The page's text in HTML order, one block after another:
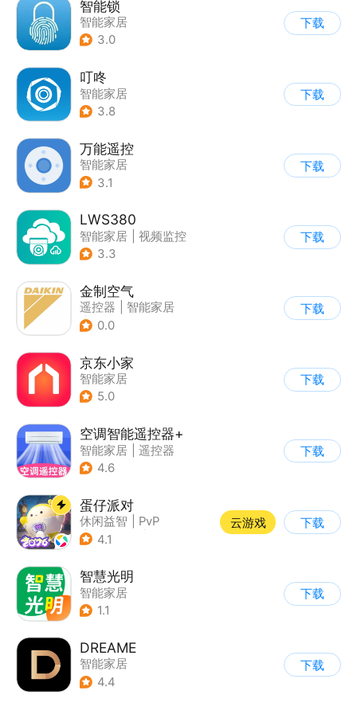
智能锁
智能家居
3.0
下载
叮咚
智能家居
3.8
下载
万能遥控
智能家居
3.1
下载
LWS380
智能家居
视频监控
3.3
下载
金制空气
遥控器
智能家居
| 家居装修
0.0
下载
京东小家
智能家居
5.0
下载
空调智能遥控器+
智能家居
遥控器
4.6
下载
蛋仔派对
休闲益智
PvP
| 派对游戏
4.1
云游戏 下载
智慧光明
智能家居
1.1
下载
DREAME
智能家居
4.4
下载